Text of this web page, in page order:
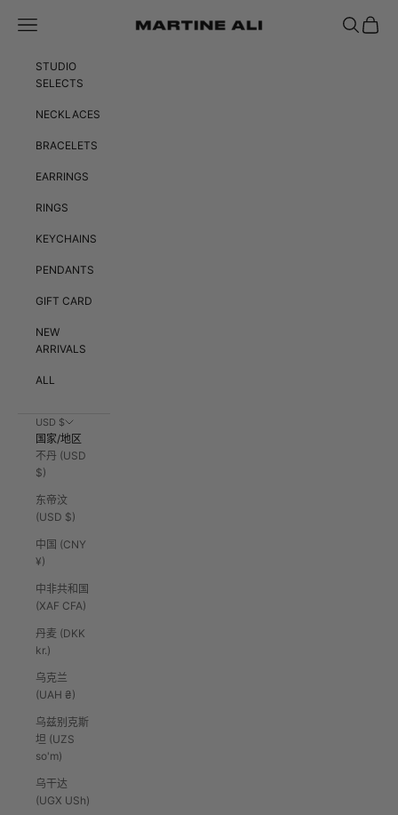
Martine Ali Studio
菜单 搜索 购物车
STUDIO
SELECTS
NECKLACES
BRACELETS
EARRINGS
RINGS
KEYCHAINS
PENDANTS
GIFT CARD
NEW
ARRIVALS
ALL
USD $
国家/地区
不丹 (USD
$)
东帝汶
(USD $)
中国 (CNY
¥)
中非共和国
(XAF CFA)
丹麦 (DKK
kr.)
乌克兰
(UAH ₴)
乌兹别克斯
坦 (UZS
so'm)
乌干达
(UGX USh)